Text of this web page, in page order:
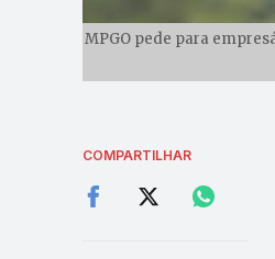
MPGO pede para
COMPARTILHAR